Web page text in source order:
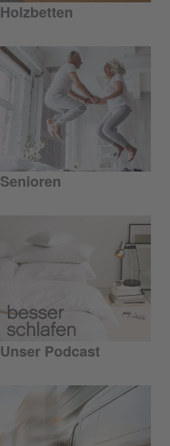
Holzbetten
Senioren
Unser Podcast